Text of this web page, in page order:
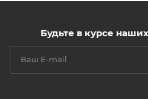
Будьте в курсе